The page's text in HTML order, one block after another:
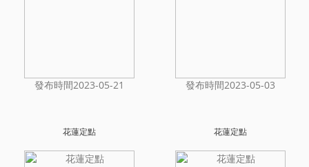
發布時間2023-05-21 發布時間2023-05-03
花蓮定點 花蓮定點